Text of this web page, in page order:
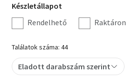
Hobbi, szabadidő
Irodalom
Művészet
Szakkönyv
Készletállapot
szűrés
Készletállapot
Rendelhető
Raktáron
Találatok száma: 44
Eladott darabszám szerint